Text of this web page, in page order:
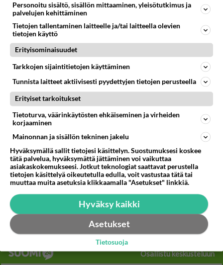
Voiko meidän välit
Koskaan parantua tästä?
05.08.2026 05:34
Ikävä
73
Onko kaivattusi
Kummallinen jossakin suhteessa?
05.08.2026 17:47
Ikävä
720
Mies, olenko ymmärtänyt oikein?
75
05.08.2026 03:21
Kitee
708
Perussuomalaisten kannatus nousi rytinällä Ylen tänään julkaisemassa tuoreimmassa gallup-kyselyssä.
https://yle.fi/a/74-20239449 Perussuomalaisilla hurja- ja ylivoimaisesti suurin nousu tässä uudessa Ylen gallupissa. Kyl
Kauanko olet kaivannut kaivattuasi ja
koska hänet löysit?
05.08.2026 17:19
38
622
Osallistu keskusteluun
Personoitu sisältö, sisällön mittaaminen, yleisötutkimus ja
palvelujen kehittäminen
Tietojen tallentaminen laitteelle ja/tai laitteella olevien
tietojen käyttö
Erityisominaisuudet
Tarkkojen sijaintitietojen käyttäminen
Tunnista laitteet aktiivisesti pyydettyjen tietojen perusteella
Erityiset tarkoitukset
Tietoturva, väärinkäytösten ehkäiseminen ja virheiden
korjaaminen
Mainonnan ja sisällön tekninen jakelu
Hyväksymällä sallit tietojesi käsittelyn. Suostumuksesi koskee
tätä palvelua, hyväksymättä jättäminen voi vaikuttaa
asiakaskokemukseesi. Jotkut teknologiat saattavat perustella
tietojen käsittelyä oikeutetulla edulla, voit vastustaa tätä tai
muuttaa muita asetuksia klikkaamalla "Asetukset" linkkiä.
Hyväksy kaikki
Asetukset
Tietosuoja